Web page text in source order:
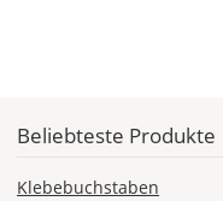
Beliebteste Produkte
Klebebuchstaben